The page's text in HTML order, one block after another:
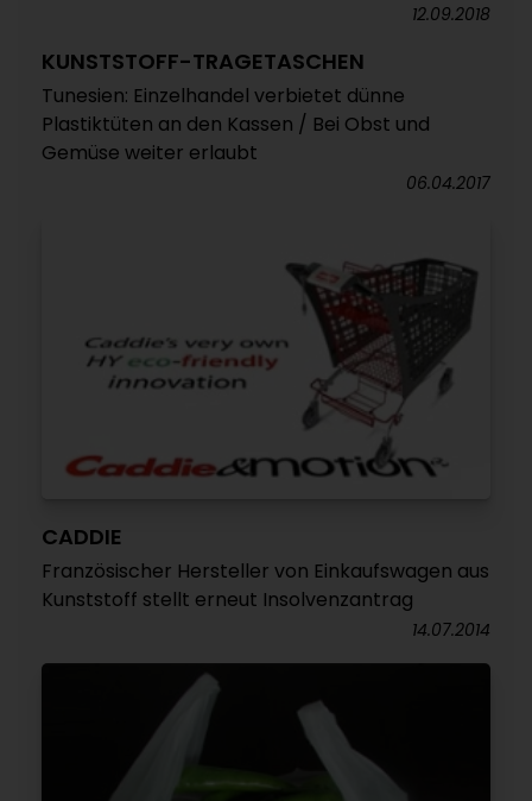
12.09.2018
KUNSTSTOFF-TRAGETASCHEN
Tunesien: Einzelhandel verbietet dünne
Plastiktüten an den Kassen / Bei Obst und
Gemüse weiter erlaubt
06.04.2017
CADDIE
Französischer Hersteller von Einkaufswagen aus
Kunststoff stellt erneut Insolvenzantrag
14.07.2014